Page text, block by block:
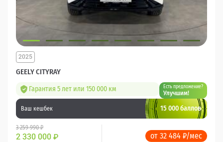
GEELY CITYRAY
2025
Гарантия 5 лет или 150 000 км Есть предложение?
Улучшим!
Ваш кешбек 15 000 баллов
3 259 990 ₽
2 330 000 ₽ от 32 484 ₽/мес